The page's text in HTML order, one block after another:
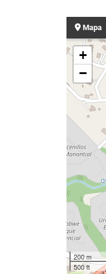
Mapa
+
−
200 m
500 ft